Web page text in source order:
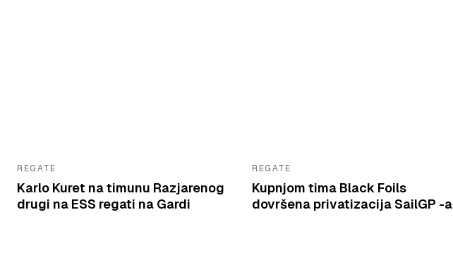
REGATE
Karlo Kuret na timunu Razjarenog
drugi na ESS regati na Gardi
REGATE
Kupnjom tima Black Foils
dovršena privatizacija SailGP -a